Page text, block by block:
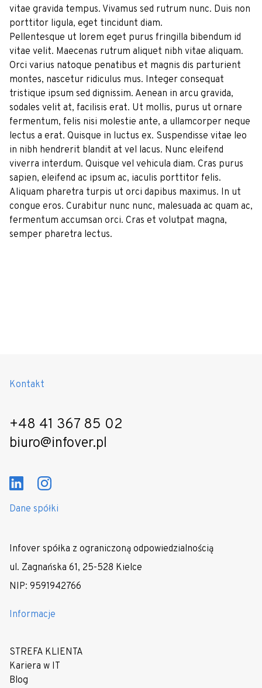
vitae gravida tempus. Vivamus sed rutrum nunc. Duis non
porttitor ligula, eget tincidunt diam.
Pellentesque ut lorem eget purus fringilla bibendum id
vitae velit. Maecenas rutrum aliquet nibh vitae aliquam.
Orci varius natoque penatibus et magnis dis parturient
montes, nascetur ridiculus mus. Integer consequat
tristique ipsum sed dignissim. Aenean in arcu gravida,
sodales velit at, facilisis erat. Ut mollis, purus ut ornare
fermentum, felis nisi molestie ante, a ullamcorper neque
lectus a erat. Quisque in luctus ex. Suspendisse vitae leo
in nibh hendrerit blandit at vel lacus. Nunc eleifend
viverra interdum. Quisque vel vehicula diam. Cras purus
sapien, eleifend ac ipsum ac, iaculis porttitor felis.
Aliquam pharetra turpis ut orci dapibus maximus. In ut
congue eros. Curabitur nunc nunc, malesuada ac quam ac,
fermentum accumsan orci. Cras et volutpat magna,
semper pharetra lectus.
Kontakt
+48 41 367 85 02
biuro@infover.pl
Dane spółki
Infover spółka z ograniczoną odpowiedzialnością
ul. Zagnańska 61, 25-528 Kielce
NIP: 9591942766
Informacje
STREFA KLIENTA
Kariera w IT
Blog